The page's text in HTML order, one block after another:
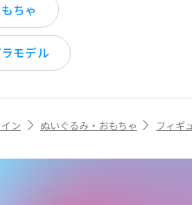
ちゃ
モデル
ン ぬいぐるみ・おもちゃ フィギ